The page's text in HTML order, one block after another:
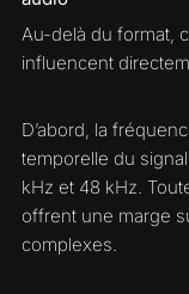
Au-delà du format,
influencent
D’abord, la
temporelle du
kHz et 48 kHz.
offrent une marge
complexes.